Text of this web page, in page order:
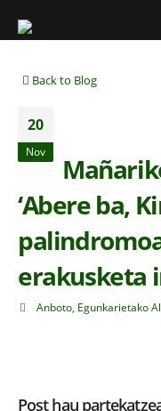
Back to Blog
20
Nov
‘Abere ba,
erakusketa
Anboto, Egunkarietako
Post hau